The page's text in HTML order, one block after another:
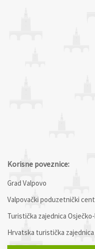
Korisne poveznice:
Grad Valpovo
Valpovački poduzetnički
Turistička zajednica
Hrvatska turistička zajednica